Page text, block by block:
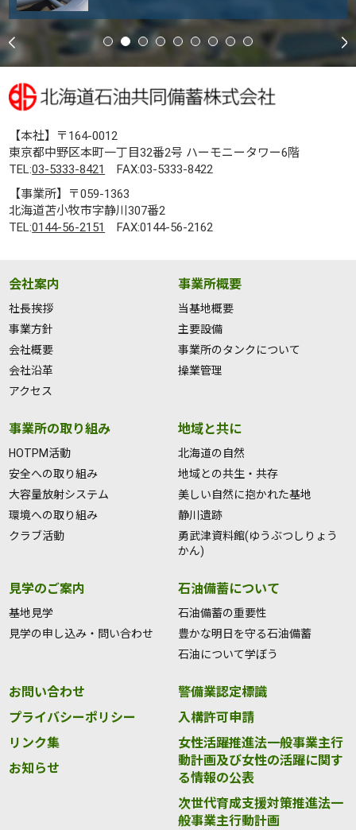
【本社】〒164-0012
東京都中野区本町一丁目32番2号 ハーモニータワー6階
TEL:03-5333-8421
FAX:03-5333-8422
【事業所】〒059-1363
北海道苫小牧市字静川307番2
TEL:0144-56-2151 FAX:0144-56-2162
会社案内
社長挨拶
事業方針
会社概要
会社沿革
アクセス
事業所概要
当基地概要
主要設備
事業所のタンクについて
操業管理
事業所の取り組み
HOTPM活動
安全への取り組み
大容量放射システム
環境への取り組み
クラブ活動
地域と共に
北海道の自然
地域との共生・共存
美しい自然に抱かれた基地
静川遺跡
勇武津資料館(ゆうぶつしりょう
かん)
見学のご案内
基地見学
見学の申し込み・問い合わせ
石油備蓄について
石油備蓄の重要性
豊かな明日を守る石油備蓄
石油について学ぼう
お問い合わせ
プライバシーポリシー
リンク集
お知らせ
警備業認定標識
入構許可申請
女性活躍推進法一般事業主行
動計画及び女性の活躍に関す
る情報の公表
次世代育成支援対策推進法一
般事業主行動計画